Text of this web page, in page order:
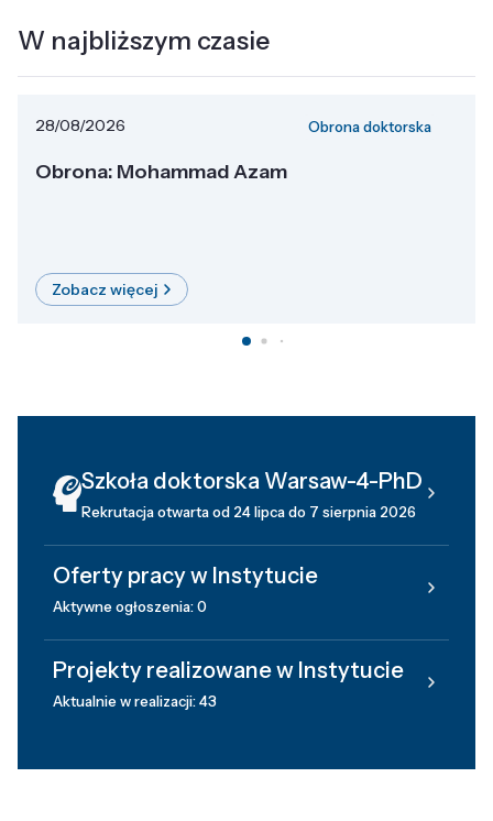
W najbliższym czasie
28/08/2026 Obrona doktorska
Obrona: Mohammad Azam
Zobacz więcej
Szkoła doktorska Warsaw-4-PhD
Rekrutacja otwarta od 24 lipca do 7 sierpnia 2026
Oferty pracy w Instytucie
Aktywne ogłoszenia: 0
Projekty realizowane w Instytucie
Aktualnie w realizacji: 43